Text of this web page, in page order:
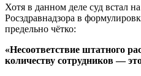
Хотя в данном деле суд встал
Росздравнадзора в
предельно чётко:
«Несоответствие штатного
количеству сотрудников —